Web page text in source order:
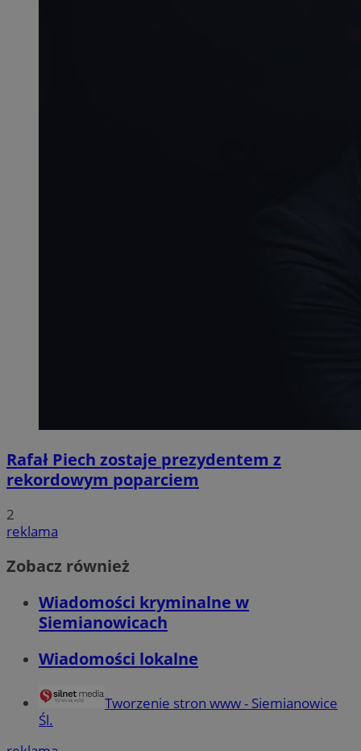
Rafał Piech zostaje prezydentem z
rekordowym poparciem
2
reklama
Zobacz również
Wiadomości kryminalne w
Siemianowicach
Wiadomości lokalne
Tworzenie stron www - Siemianowice
Śl.